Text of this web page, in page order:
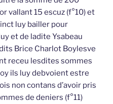
vallant 15 escuz (f°10) et
luy bailler pour
et de ladite Ysabeau
Brice Charlot Boylesve
receu lesdites sommes
ils luy debvoient estre
non contans d’avoir pris
de deniers (f°11)